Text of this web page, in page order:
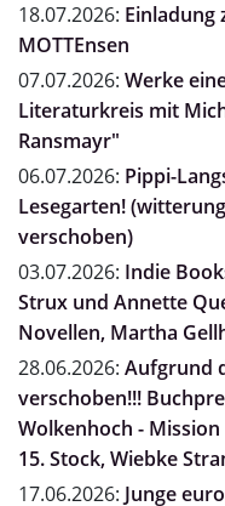
18.07.2026: Einladung
MOTTEnsen
07.07.2026: Werke
Literaturkreis mit
Ransmayr"
06.07.2026: Pippi-
Lesegarten!
verschoben)
03.07.2026: Indie
Strux und Annette
Novellen, Martha
28.06.2026: Aufgrund
verschoben!!!
Wolkenhoch -
15. Stock, Wiebke
17.06.2026: Junge